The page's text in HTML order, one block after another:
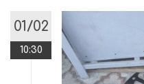
01/02
10:30